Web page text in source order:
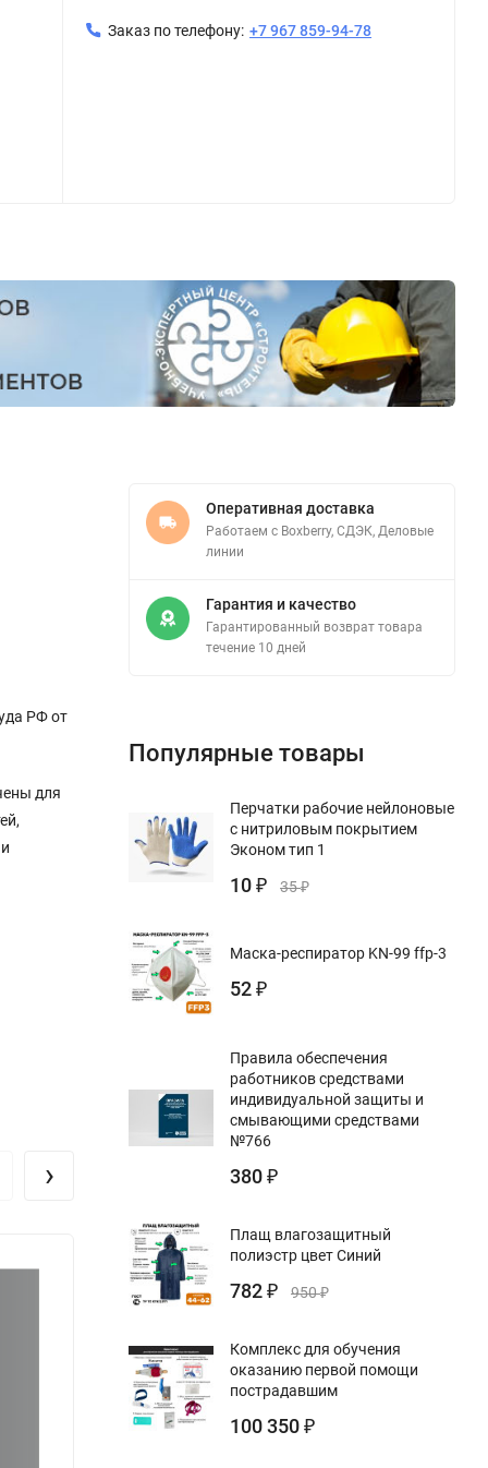
Заказ по телефону: +7 967 859-94-78
РФ от
для
›
Оперативная доставка
Работаем с Boxberry, СДЭК, Деловые
линии
Гарантия и качество
Гарантированный возврат товара
течение 10 дней
Популярные товары
Перчатки рабочие нейлоновые
с нитриловым покрытием
Эконом тип 1
10 ₽ 35₽
Маска-респиратор KN-99 ffp-3
52 ₽
Правила обеспечения
работников средствами
индивидуальной защиты и
смывающими средствами
№766
380 ₽
Плащ влагозащитный
полиэстр цвет Синий
782 ₽ 950₽
Комплекс для обучения
оказанию первой помощи
пострадавшим
100 350 ₽